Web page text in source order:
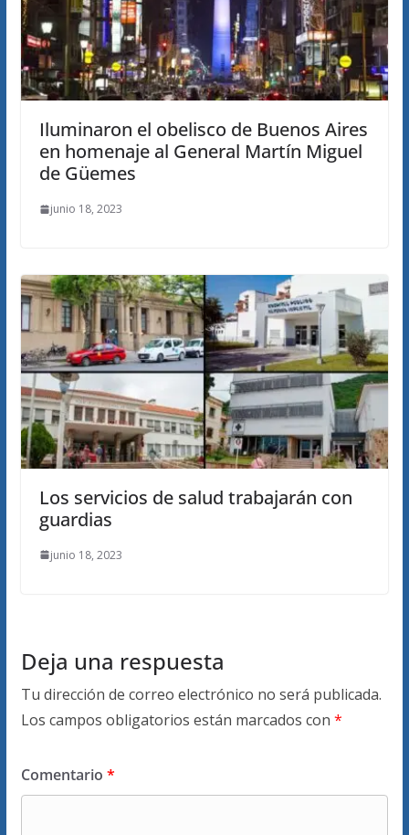
Iluminaron el obelisco de Buenos Aires
en homenaje al General Martín Miguel
de Güemes
junio 18, 2023
Los servicios de salud trabajarán con
guardias
junio 18, 2023
Deja una respuesta
Tu dirección de correo electrónico no será publicada.
Los campos obligatorios están marcados con *
Comentario *